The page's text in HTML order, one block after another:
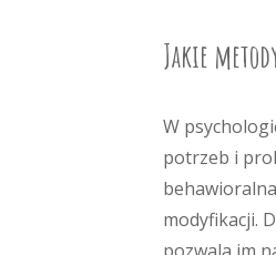
Jakie
W
potrzeb i
modyfikacji.